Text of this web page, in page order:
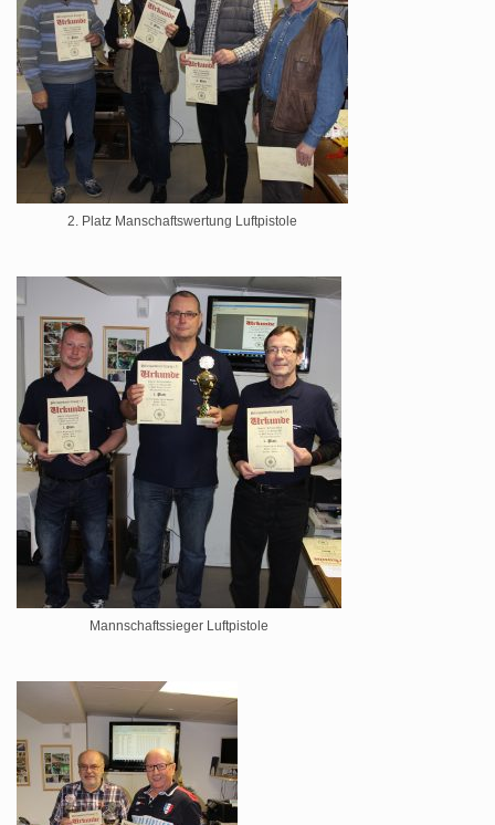
2. Platz Manschaftswertung Luftpistole
Mannschaftssieger Luftpistole